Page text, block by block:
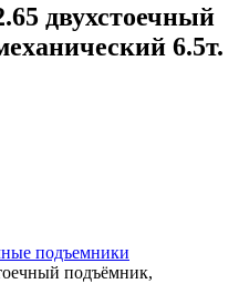
двухстоечный
6.5т.
подъемники
подъёмник,